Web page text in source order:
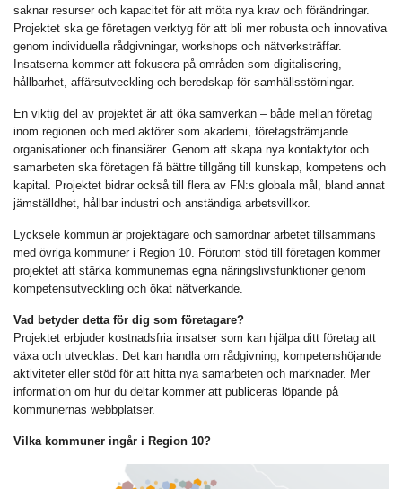
saknar resurser och kapacitet för att möta nya krav och förändringar.
Projektet ska ge företagen verktyg för att bli mer robusta och innovativa
genom individuella rådgivningar, workshops och nätverksträffar.
Insatserna kommer att fokusera på områden som digitalisering,
hållbarhet, affärsutveckling och beredskap för samhällsstörningar.
En viktig del av projektet är att öka samverkan – både mellan företag
inom regionen och med aktörer som akademi, företagsfrämjande
organisationer och finansiärer. Genom att skapa nya kontaktytor och
samarbeten ska företagen få bättre tillgång till kunskap, kompetens och
kapital. Projektet bidrar också till flera av FN:s globala mål, bland annat
jämställdhet, hållbar industri och anständiga arbetsvillkor.
Lycksele kommun är projektägare och samordnar arbetet tillsammans
med övriga kommuner i Region 10. Förutom stöd till företagen kommer
projektet att stärka kommunernas egna näringslivsfunktioner genom
kompetensutveckling och ökat nätverkande.
Vad betyder detta för dig som företagare?
Projektet erbjuder kostnadsfria insatser som kan hjälpa ditt företag att
växa och utvecklas. Det kan handla om rådgivning, kompetenshöjande
aktiviteter eller stöd för att hitta nya samarbeten och marknader. Mer
information om hur du deltar kommer att publiceras löpande på
kommunernas webbplatser.
Vilka kommuner ingår i Region 10?